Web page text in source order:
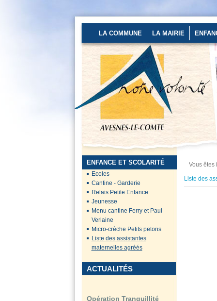
LA COMMUNE LA MAIRIE
Vous êtes
Liste des
ENFANCE ET SCOLARITÉ
Ecoles
Cantine - Garderie
Relais Petite Enfance
Jeunesse
Menu cantine Ferry et Paul
Verlaine
Micro-crèche Petits petons
Liste des assistantes
maternelles agréés
ACTUALITÉS
Un stage de pré-rentrée
ouvert aux...
2026 au stade
d’Avesnes-le-Comte
En savoir plus...
Préfecture du Pas-de-
Calais
Des mesures
en place pour
préserver...
En savoir plus...